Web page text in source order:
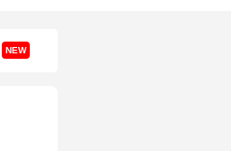
NEW